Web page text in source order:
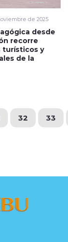
de 2025
desde
recorre
turísticos y
de la
32 33